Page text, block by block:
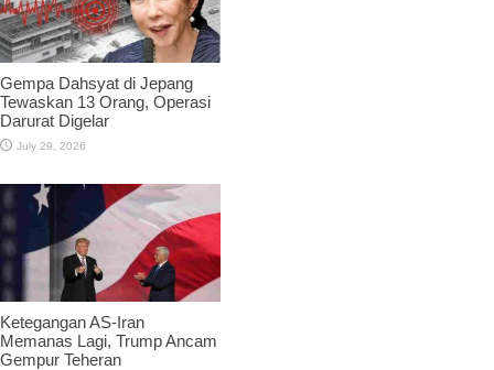
Gempa Dahsyat di Jepang
Tewaskan 13 Orang, Operasi
Darurat Digelar
July 29, 2026
Ketegangan AS-Iran
Memanas Lagi, Trump Ancam
Gempur Teheran